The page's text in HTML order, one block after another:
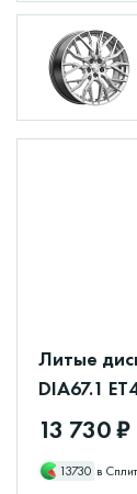
Литые
DIA67.1
13 730 ₽
13730 в Сплит